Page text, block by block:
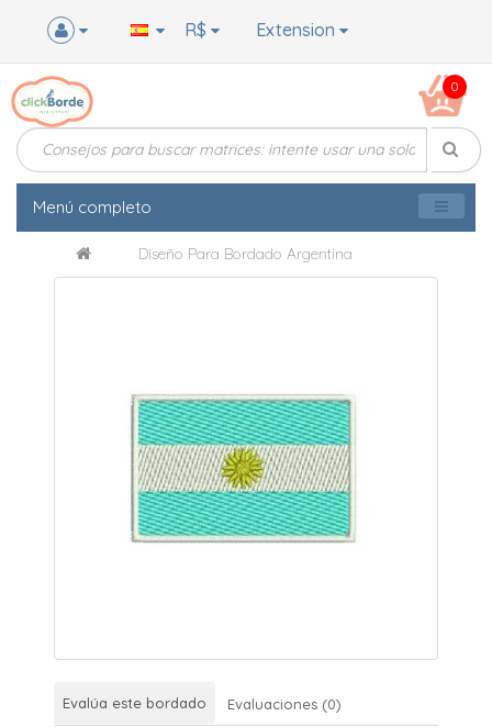
Extension
R$
0
Menú completo
Diseño Para Bordado Argentina
Evalúa este bordado Evaluaciones (0)